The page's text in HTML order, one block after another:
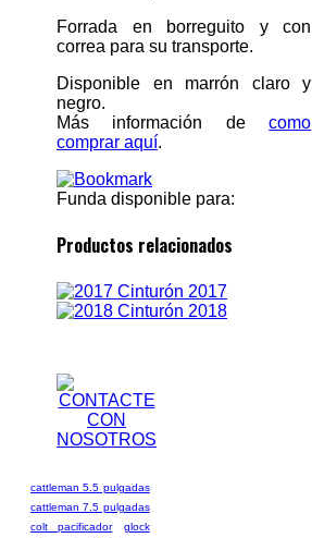
Forrada en borreguito y con
correa para su transporte.
Disponible en marrón claro y
negro.
Más información decomo
comprar aquí.
Funda disponible para:
Productos relacionados
Cinturón 2017
Cinturón 2018
cattleman 5.5 pulgadas
cattleman 7.5 pulgadas
colt pacificador
glock